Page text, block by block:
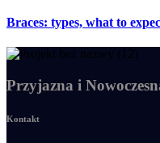
Braces: types, what to
Przyjazna i
Kontakt